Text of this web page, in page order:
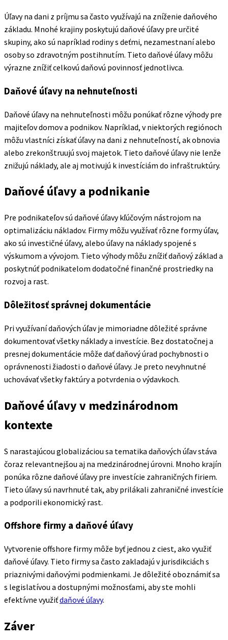
Úľavy na dani z príjmu sa často využívajú na zníženie daňového
základu. Mnohé krajiny poskytujú daňové úľavy pre určité
skupiny, ako sú napríklad rodiny s deťmi, nezamestnaní alebo
osoby so zdravotným postihnutím. Tieto daňové úľavy môžu
výrazne znížiť celkovú daňovú povinnosť jednotlivca.
Daňové úľavy na nehnuteľnosti
Daňové úľavy na nehnuteľnosti môžu ponúkať rôzne výhody pre
majiteľov domov a podnikov. Napríklad, v niektorých regiónoch
môžu vlastníci získať úľavy na dani z nehnuteľností, ak obnovia
alebo zrekonštruujú svoj majetok. Tieto daňové úľavy nie lenže
znižujú náklady, ale aj motivujú k investíciám do infraštruktúry.
Daňové úľavy a podnikanie
Pre podnikateľov sú daňové úľavy kľúčovým nástrojom na
optimalizáciu nákladov. Firmy môžu využívať rôzne formy úľav,
ako sú investičné úľavy, alebo úľavy na náklady spojené s
výskumom a vývojom. Tieto výhody môžu znížiť daňový základ a
poskytnúť podnikatelom dodatočné finančné prostriedky na
rozvoj a rast.
Dôležitosť správnej dokumentácie
Pri využívaní daňových úľav je mimoriadne dôležité správne
dokumentovať všetky náklady a investície. Bez dostatočnej a
presnej dokumentácie môže dať daňový úrad pochybnosti o
oprávnenosti žiadosti o daňové úľavy. Je preto nevyhnutné
uchovávať všetky faktúry a potvrdenia o výdavkoch.
Daňové úľavy v medzinárodnom
kontexte
S narastajúcou globalizáciou sa tematika daňových úľav stáva
čoraz relevantnejšou aj na medzinárodnej úrovni. Mnoho krajín
ponúka rôzne daňové úľavy pre investície zahraničných firiem.
Tieto úľavy sú navrhnuté tak, aby prilákali zahraničné investície
a podporili ekonomický rast.
Offshore firmy a daňové úľavy
Vytvorenie offshore firmy môže byť jednou z ciest, ako využiť
daňové úľavy. Tieto firmy sa často zakladajú v jurisdikciách s
priaznivými daňovými podmienkami. Je dôležité oboznámiť sa
s legislatívou a dostupnými možnosťami, aby ste mohli
efektívne využiťdaňové úľavy.
Záver